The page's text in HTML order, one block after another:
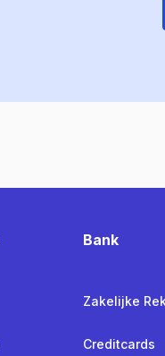
Bank
Zakelijke
Creditcards